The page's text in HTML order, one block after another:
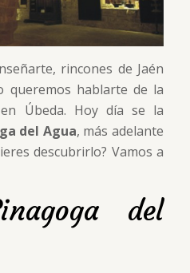
rincones de Jaén
queremos hablarte de la
Úbeda. Hoy día se la
del Agua, más adelante
descubrirlo? Vamos a
del